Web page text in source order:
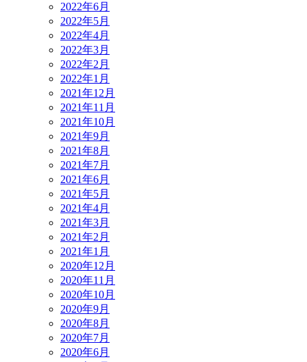
2022年6月
2022年5月
2022年4月
2022年3月
2022年2月
2022年1月
2021年12月
2021年11月
2021年10月
2021年9月
2021年8月
2021年7月
2021年6月
2021年5月
2021年4月
2021年3月
2021年2月
2021年1月
2020年12月
2020年11月
2020年10月
2020年9月
2020年8月
2020年7月
2020年6月